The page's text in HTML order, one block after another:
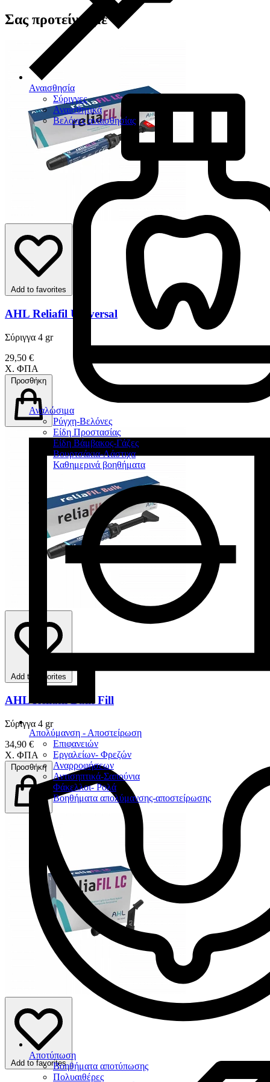
Αναισθησία
Σύριγγες
Αναισθητικά
Βελόνες αναισθησίας
Αναλώσιμα
Ρύγχη-Βελόνες
Είδη Προστασίας
Είδη Βάμβακος-Γάζες
Βουρτσάκια-Λάστιχα
Καθημερινά βοηθήματα
Απολύμανση - Αποστείρωση
Επιφανειών
Εργαλείων- Φρεζών
Αναρροφήσεων
Αντισηπτικά-Σαπούνια
Φάκελλοι- Ρολά
Βοηθήματα απολύμανσης-αποστείρωσης
Αποτύπωση
Βοηθήματα αποτύπωσης
Πολυαιθέρες
Σας προτείνουμε
Add to favorites
AHL Reliafil Universal
Σύριγγα 4 gr
29,50 €
Χ. ΦΠΑ
Προσθήκη
Add to favorites
AHL Reliafil Bulk Fill
Σύριγγα 4 gr
34,90 €
Χ. ΦΠΑ
Προσθήκη
Add to favorites